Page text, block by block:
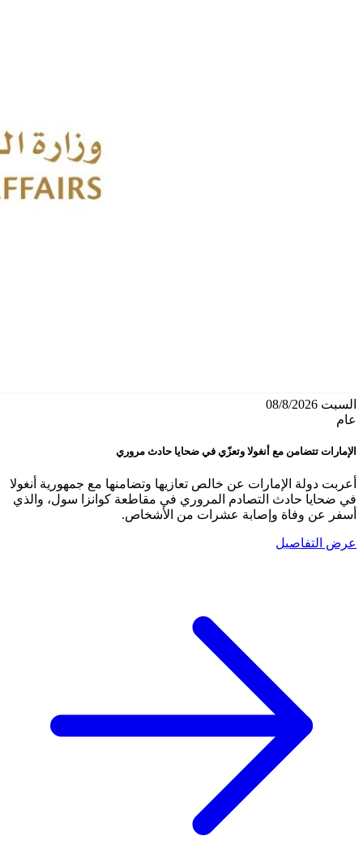
السبت 08/8/2026
عام
الإمارات تتضامن مع أنغولا وتعزّي في ضحايا حادث مروري
أعربت دولة الإمارات عن خالص تعازيها وتضامنها مع جمهورية أنغولا
في ضحايا حادث التصادم المروري في مقاطعة كوانزا سول، والذي
أسفر عن وفاة وإصابة عشرات من الأشخاص.
عرض التفاصيل